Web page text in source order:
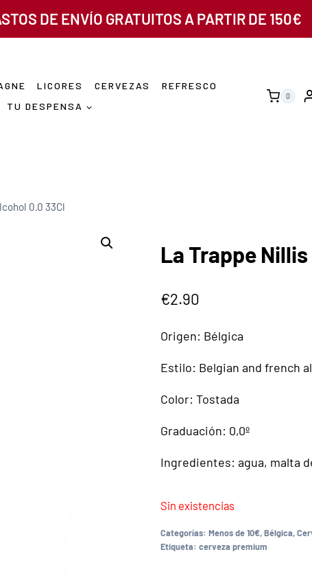
DE ENVÍO GRATUITOS A PARTIR DE 150€
LICORES CERVEZAS
REFRESCO
TU DESPENSA
0
0.0 33Cl
La Trappe
€2.90
Origen: Bélgica
Estilo: Belgian and french
Color: Tostada
Graduación: 0,0º
Ingredientes: agua, malta
Sin existencias
Categorías: Menos de 10€,Bélgica,
Etiqueta: cerveza premium